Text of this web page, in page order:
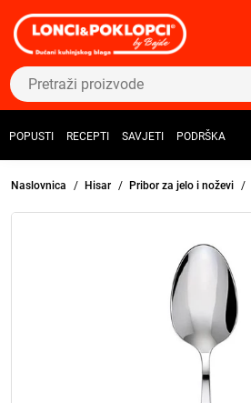
POPUSTI RECEPTI SAVJETI PODRŠKA
Naslovnica Hisar Pribor za jelo i noževi